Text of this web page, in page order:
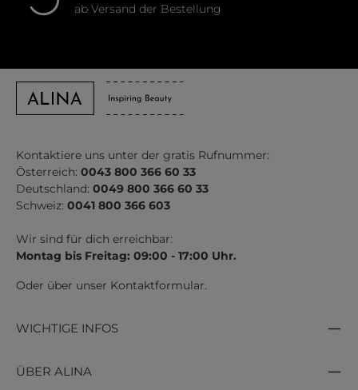
ab Versand der Bestellung
Kontaktiere uns unter der gratis Rufnummer:
Österreich: 0043 800 366 60 33
Deutschland: 0049 800 366 60 33
Schweiz: 0041 800 366 603
Wir sind für dich erreichbar:
Montag bis Freitag: 09:00 - 17:00 Uhr.
Oder über unser Kontaktformular.
WICHTIGE INFOS
ÜBER ALINA